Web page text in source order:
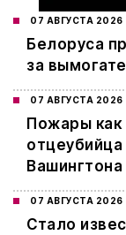
07 АВГУСТА 2026
Белоруса
за
07 АВГУСТА 2026
Пожары
Вашингтона
07 АВГУСТА 2026
Стало